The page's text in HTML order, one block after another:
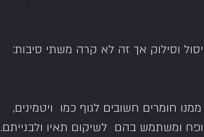
וסילוק אך זה לא קרה משתי סיבות:
חומרים חשובים לגוף כמו  ויטמינים,
ומשתמש בהם  לשיקום תאיו ולבנייתם.